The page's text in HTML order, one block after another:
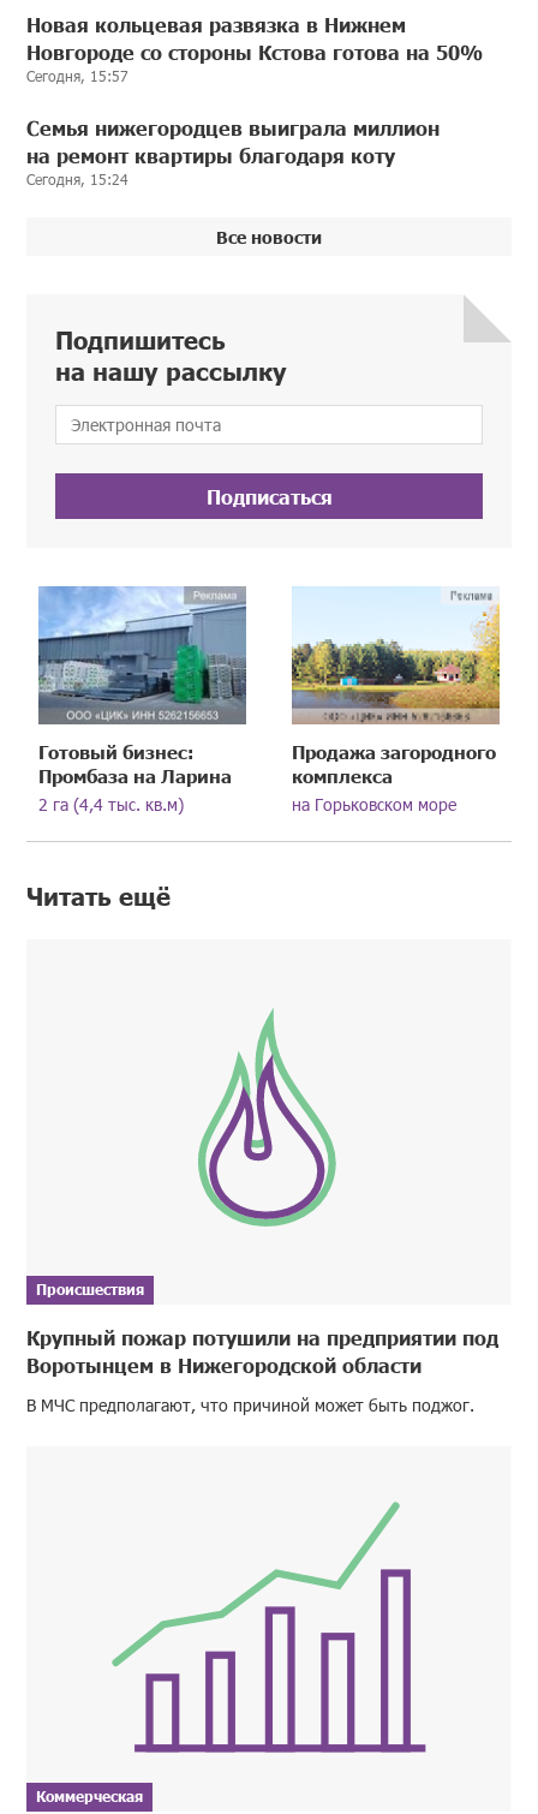
Новая кольцевая развязка в Нижнем
Новгороде со стороны Кстова готова на 50%
Сегодня, 15:57
Семья нижегородцев выиграла миллион
на ремонт квартиры благодаря коту
Сегодня, 15:24
Все новости
Подпишитесь
на нашу рассылку
Подписаться
Готовый бизнес:
Промбаза на Ларина
2 га (4,4 тыс. кв.м)
Продажа загородного
комплекса
на Горьковском море
Читать ещё
Происшествия
Крупный пожар потушили на предприятии под
Воротынцем в Нижегородской области
В МЧС предполагают, что причиной может быть поджог.
Коммерческая